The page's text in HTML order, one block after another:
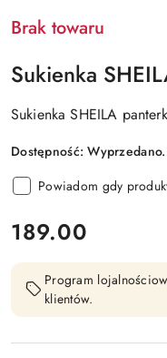
Brak towaru
Sukienka
Sukienka SHEILA
Dostępność:
Powiadom gdy
cena:
189.00
Program
klientów.